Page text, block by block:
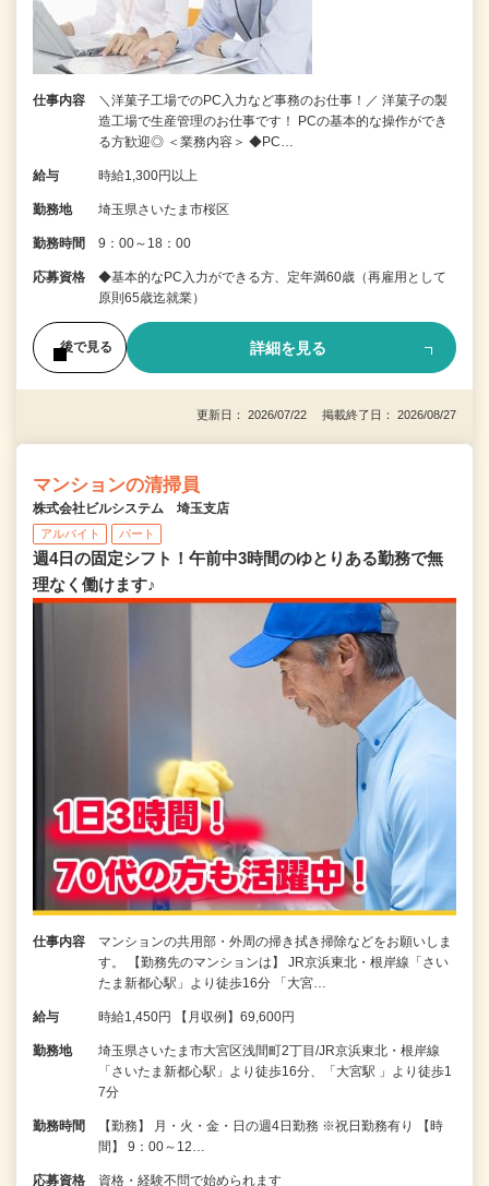
仕事内容
＼洋菓子工場でのPC入力など事務のお仕事！／ 洋菓子の製
造工場で生産管理のお仕事です！ PCの基本的な操作ができ
る方歓迎◎ ＜業務内容＞ ◆PC…
給与 時給1,300円以上
勤務地 埼玉県さいたま市桜区
勤務時間 9：00～18：00
応募資格
◆基本的なPC入力ができる方、定年満60歳（再雇用として
原則65歳迄就業）
後で見る 詳細を見る
更新日： 2026/07/22 掲載終了日： 2026/08/27
マンションの清掃員
株式会社ビルシステム 埼玉支店
アルバイト パート
週4日の固定シフト！午前中3時間のゆとりある勤務で無
理なく働けます♪
仕事内容
マンションの共用部・外周の掃き拭き掃除などをお願いしま
す。 【勤務先のマンションは】 JR京浜東北・根岸線「さい
たま新都心駅」より徒歩16分 「大宮…
給与 時給1,450円 【月収例】69,600円
勤務地
埼玉県さいたま市大宮区浅間町2丁目/JR京浜東北・根岸線
「さいたま新都心駅」より徒歩16分、「大宮駅 」より徒歩1
7分
勤務時間
【勤務】 月・火・金・日の週4日勤務 ※祝日勤務有り 【時
間】 9：00～12…
応募資格 資格・経験不問で始められます